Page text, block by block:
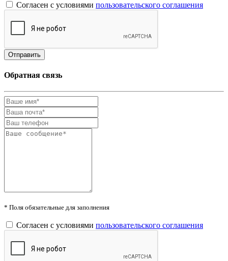
Согласен с условиями пользовательского соглашения
Обратная связь
* Поля обязательные для заполнения
Согласен с условиями пользовательского соглашения